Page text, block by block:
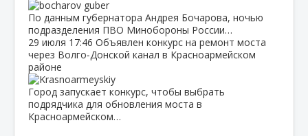
По данным губернатора Андрея Бочарова, ночью
подразделения ПВО Минобороны России…
29 июля 17:46 Объявлен конкурс на ремонт моста
через Волго‑Донской канал в Красноармейском
районе
Город запускает конкурс, чтобы выбрать
подрядчика для обновления моста в
Красноармейском…